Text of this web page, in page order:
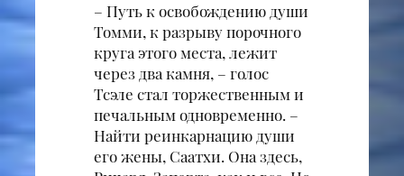
– Путь к освобождению души
Томми, к разрыву порочного
круга этого места, лежит
через два камня, – голос
Тсэле стал торжественным и
печальным одновременно. –
Найти реинкарнацию души
его жены, Саатхи. Она здесь,